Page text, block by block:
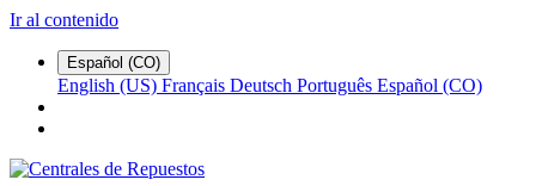
Ir al contenido
Español (CO)
English (US) Français Deutsch Português Español (CO)